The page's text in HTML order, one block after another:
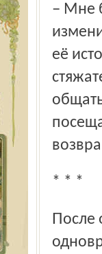
– Мне больно, когда я приезжаю в Россию. Страна
её
* * *
После общения с публикой Борис Васильевич дал сеанс